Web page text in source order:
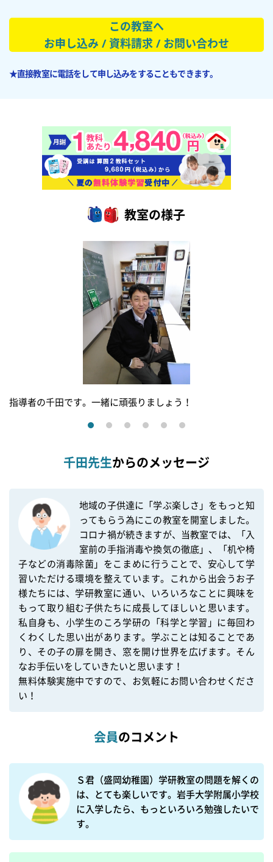
この教室へ
お申し込み / 資料請求 / お問い合わせ
★直接教室に電話をして申し込みをすることもできます。
教室の様子
指導者の千田です。一緒に頑張りましょう！
千田先生からのメッセージ
地域の子供達に「学ぶ楽しさ」をもっと知
ってもらう為にこの教室を開室しました。
コロナ禍が続きますが、当教室では、「入
室前の手指消毒や換気の徹底」、「机や椅
子などの消毒除菌」をこまめに行うことで、安心して学
習いただける環境を整えています。これから出会うお子
様たちには、学研教室に通い、いろいろなことに興味を
もって取り組む子供たちに成長してほしいと思います。
私自身も、小学生のころ学研の「科学と学習」に毎回わ
くわくした思い出があります。学ぶことは知ることであ
り、その子の扉を開き、窓を開け世界を広げます。そん
なお手伝いをしていきたいと思います！
無料体験実施中ですので、お気軽にお問い合わせくださ
い！
会員のコメント
Ｓ君（盛岡幼稚園）学研教室の問題を解くの
は、とても楽しいです。岩手大学附属小学校
に入学したら、もっといろいろ勉強したいで
す。